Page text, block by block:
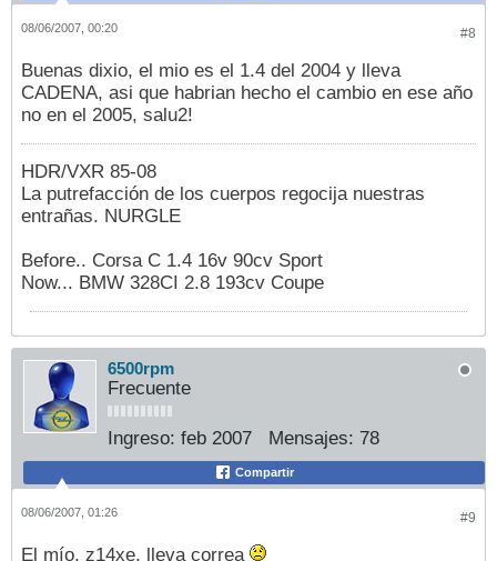
#8
08/06/2007, 00:20
Buenas dixio, el mio es el 1.4 del 2004 y lleva
CADENA, asi que habrian hecho el cambio en ese año
no en el 2005, salu2!
HDR/VXR 85-08
La putrefacción de los cuerpos regocija nuestras
entrañas. NURGLE
Before.. Corsa C 1.4 16v 90cv Sport
Now... BMW 328CI 2.8 193cv Coupe
6500rpm
Frecuente
Ingreso: feb 2007 Mensajes: 78
Compartir
#9
08/06/2007, 01:26
El mío, z14xe, lleva correa